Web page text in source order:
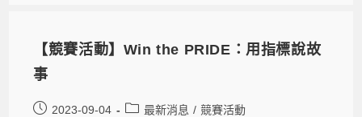
【競賽活動】Win the PRIDE：用指標說故
事
2023-09-04 最新消息 / 競賽活動